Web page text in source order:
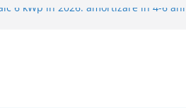
6 kWp în 2026: amortizare în 4-6 ani
ce alegi pentru un parc solar 5–20 MW